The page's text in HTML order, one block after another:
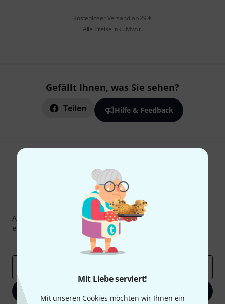
Mit Liebe serviert!
Mit unseren Cookies möchten wir Ihnen ein
Kostenloser Versand ab 29 €
Alle Preise inkl. MwSt.
Gefällt Ihnen, was Sie sehen?
Teilen Hilfe & Feedback
Thomann Newsletter
Abonniere den Thomann Newsletter und gewinne mit
etwas Glück einen von
50 Gutscheinen
Inspirierende Beiträge